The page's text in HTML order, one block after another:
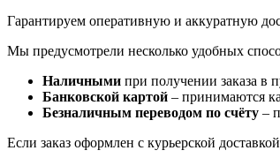
Гарантируем оперативную и аккуратную
Мы предусмотрели несколько удобных
Наличными при получении заказа в
Банковской картой – принимаются
Безналичным переводом по счёту –
Если заказ оформлен с курьерской